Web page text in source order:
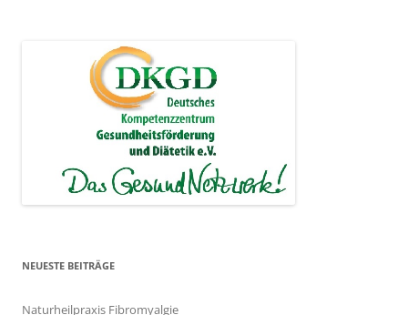
NEUESTE BEITRÄGE
Naturheilpraxis Fibromyalgie